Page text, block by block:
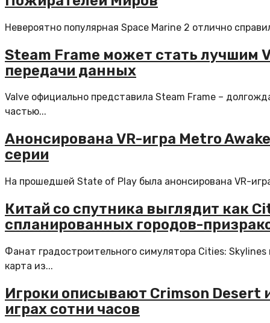
Невероятно популярная Space Marine 2 отлично
Steam Frame может стать лучшим
передачи данных
Valve официально представила Steam Frame –
частью...
Анонсирована VR-игра Metro
серии
На прошедшей State of Play была анонсирована VR-
Китай со спутника выглядит как
спланированных городов-
Фанат градостроительного симулятора Cities:
карта из...
Игроки описывают Crimson Desert
играх сотни часов